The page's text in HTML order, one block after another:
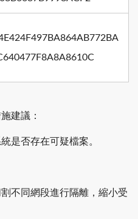
建議：
是否存在可疑檔案。
不同網段進行隔離，縮小受